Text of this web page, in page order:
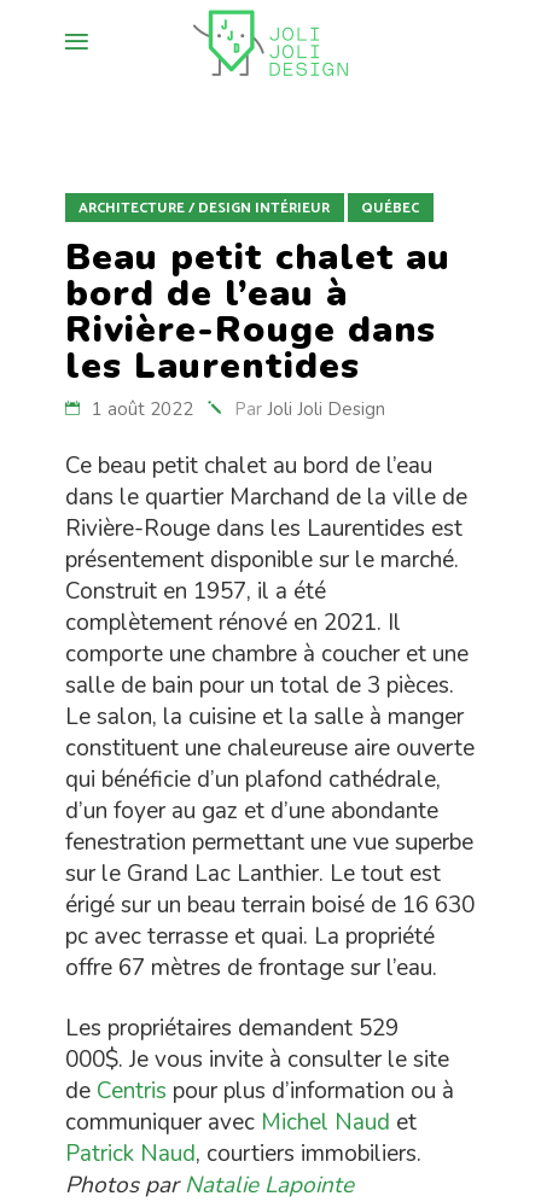
ARCHITECTURE / DESIGN INTÉRIEUR QUÉBEC
Beau petit chalet au
bord de l’eau à
Rivière-Rouge dans
les Laurentides
1 août 2022 Par Joli Joli Design
Ce beau petit chalet au bord de l’eau
dans le quartier Marchand de la ville de
Rivière-Rouge dans les Laurentides est
présentement disponible sur le marché.
Construit en 1957, il a été
complètement rénové en 2021. Il
comporte une chambre à coucher et une
salle de bain pour un total de 3 pièces.
Le salon, la cuisine et la salle à manger
constituent une chaleureuse aire ouverte
qui bénéficie d’un plafond cathédrale,
d’un foyer au gaz et d’une abondante
fenestration permettant une vue superbe
sur le Grand Lac Lanthier. Le tout est
érigé sur un beau terrain boisé de 16 630
pc avec terrasse et quai. La propriété
offre 67 mètres de frontage sur l’eau.
Les propriétaires demandent 529
000$. Je vous invite à consulter le site
de Centris pour plus d’information ou à
communiquer avec Michel Naud et
Patrick Naud, courtiers immobiliers.
Photos par Natalie Lapointe